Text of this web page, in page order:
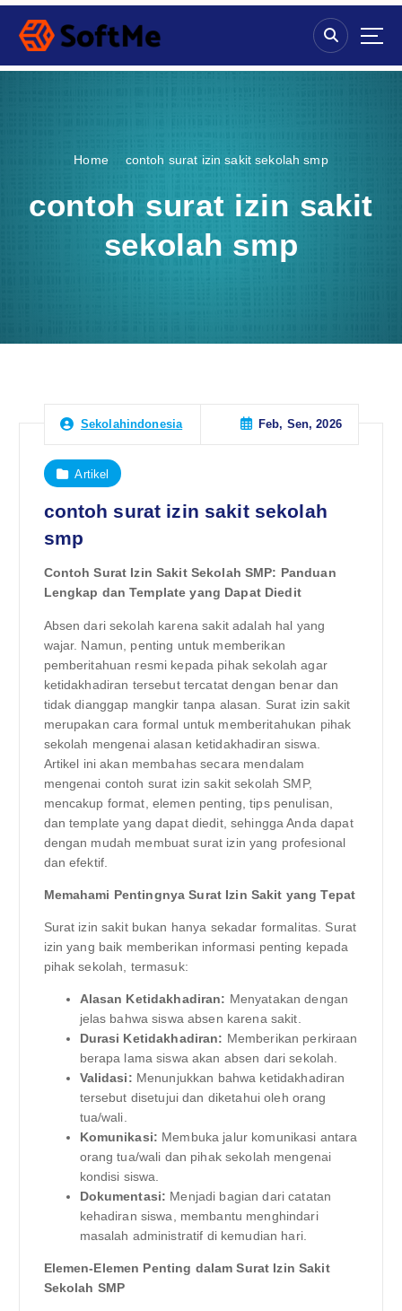
S
p
Home contoh surat izin sakit sekolah smp
contoh surat izin sakit
sekolah smp
Sekolahindonesia Feb, Sen, 2026
Artikel
contoh surat izin sakit sekolah
smp
Contoh Surat Izin Sakit Sekolah SMP: Panduan
Lengkap dan Template yang Dapat Diedit
Absen dari sekolah karena sakit adalah hal yang
wajar. Namun, penting untuk memberikan
pemberitahuan resmi kepada pihak sekolah agar
ketidakhadiran tersebut tercatat dengan benar dan
tidak dianggap mangkir tanpa alasan. Surat izin sakit
merupakan cara formal untuk memberitahukan pihak
sekolah mengenai alasan ketidakhadiran siswa.
Artikel ini akan membahas secara mendalam
mengenai contoh surat izin sakit sekolah SMP,
mencakup format, elemen penting, tips penulisan,
dan template yang dapat diedit, sehingga Anda dapat
dengan mudah membuat surat izin yang profesional
dan efektif.
Memahami Pentingnya Surat Izin Sakit yang Tepat
Surat izin sakit bukan hanya sekadar formalitas. Surat
izin yang baik memberikan informasi penting kepada
pihak sekolah, termasuk:
Alasan Ketidakhadiran: Menyatakan dengan
jelas bahwa siswa absen karena sakit.
Durasi Ketidakhadiran: Memberikan perkiraan
berapa lama siswa akan absen dari sekolah.
Validasi: Menunjukkan bahwa ketidakhadiran
tersebut disetujui dan diketahui oleh orang
tua/wali.
Komunikasi: Membuka jalur komunikasi antara
orang tua/wali dan pihak sekolah mengenai
kondisi siswa.
Dokumentasi: Menjadi bagian dari catatan
kehadiran siswa, membantu menghindari
masalah administratif di kemudian hari.
Elemen-Elemen Penting dalam Surat Izin Sakit
Sekolah SMP